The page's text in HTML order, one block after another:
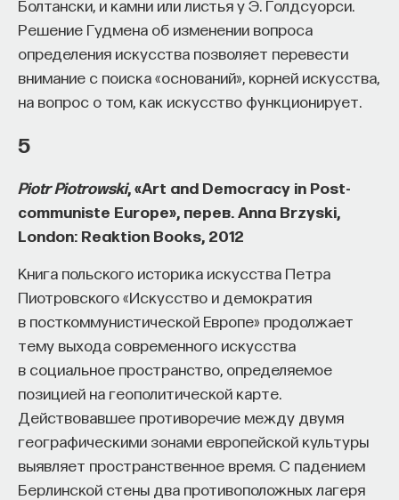
Болтански, и камни или листья у Э. Голдсуорси.
Решение Гудмена об изменении вопроса
определения искусства позволяет перевести
внимание с поиска «оснований», корней искусства,
на вопрос о том, как искусство функционирует.
5
Piotr Piotrowski, «Art and Democracy in Post-
communiste Europe», перев. Anna Brzyski,
London: Reaktion Books, 2012
Книга польского историка искусства Петра
Пиотровского «Искусство и демократия
в посткоммунистической Европе» продолжает
тему выхода современного искусства
в социальное пространство, определяемое
позицией на геополитической карте.
Действовавшее противоречие между двумя
географическими зонами европейской культуры
выявляет пространственное время. С падением
Берлинской стены два противоположных лагеря